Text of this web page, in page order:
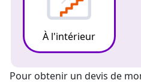
À l'intérieur
Pour obtenir un devis de